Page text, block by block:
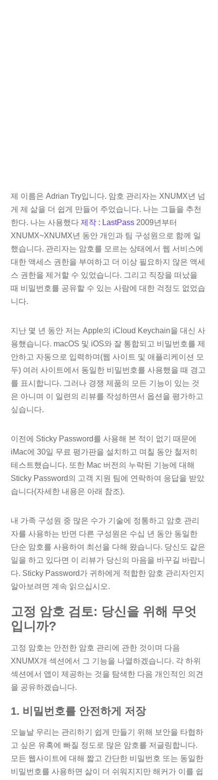
제 이름은 Adrian Try입니다. 암호 관리자는 XNUMX년 넘
게 제 삶을 더 쉽게 만들어 주었습니다. 나는 그들을 추천
한다. 나는 사용했다제작 : LastPass 2009년부터
XNUMX~XNUMX년 동안 개인과 팀 구성원으로 함께 일
했습니다. 관리자는 암호를 모르는 상태에서 웹 서비스에
대한 액세스 권한을 부여하고 더 이상 필요하지 않은 액세
스 권한을 제거할 수 있었습니다. 그리고 직장을 떠났을
때 비밀번호를 공유할 수 있는 사람에 대한 걱정도 없었습
니다.
지난 몇 년 동안 저는 Apple의 iCloud Keychain을 대신 사
용했습니다. macOS 및 iOS와 잘 통합되고 비밀번호를 제
안하고 자동으로 입력하며(웹 사이트 및 애플리케이션 모
두) 여러 사이트에서 동일한 비밀번호를 사용했을 때 경고
를 표시합니다. 그러나 경쟁 제품의 모든 기능이 있는 것
은 아니며 이 일련의 리뷰를 작성하면서 옵션을 평가하고
싶습니다.
이전에 Sticky Password를 사용해 본 적이 없기 때문에
iMac에 30일 무료 평가판을 설치하고 며칠 동안 철저히
테스트했습니다. 또한 Mac 버전의 누락된 기능에 대해
Sticky Password의 고객 지원 팀에 연락하여 응답을 받았
습니다(자세한 내용은 아래 참조).
내 가족 구성원 중 많은 수가 기술에 정통하고 암호 관리
자를 사용하는 반면 다른 구성원은 수십 년 동안 동일한
단순 암호를 사용하여 최선을 다해 왔습니다. 당신도 같은
일을 하고 있다면 이 리뷰가 당신의 마음을 바꾸길 바랍니
다. Sticky Password가 귀하에게 적합한 암호 관리자인지
알아보려면 계속 읽으십시오.
고정 암호 검토: 당신을 위해 무엇
입니까?
고정 암호는 안전한 암호 관리에 관한 것이며 다음
XNUMX개 섹션에서 그 기능을 나열하겠습니다. 각 하위
섹션에서 앱이 제공하는 것을 탐색한 다음 개인적인 의견
을 공유하겠습니다.
1. 비밀번호를 안전하게 저장
오늘날 우리는 관리하기 쉽게 만들기 위해 보안을 타협하
고 싶은 유혹에 빠질 정도로 많은 암호를 저글링합니다.
모든 웹사이트에 대해 짧고 간단한 비밀번호 또는 동일한
비밀번호를 사용하면 삶이 더 쉬워지지만 해커가 이를 쉽